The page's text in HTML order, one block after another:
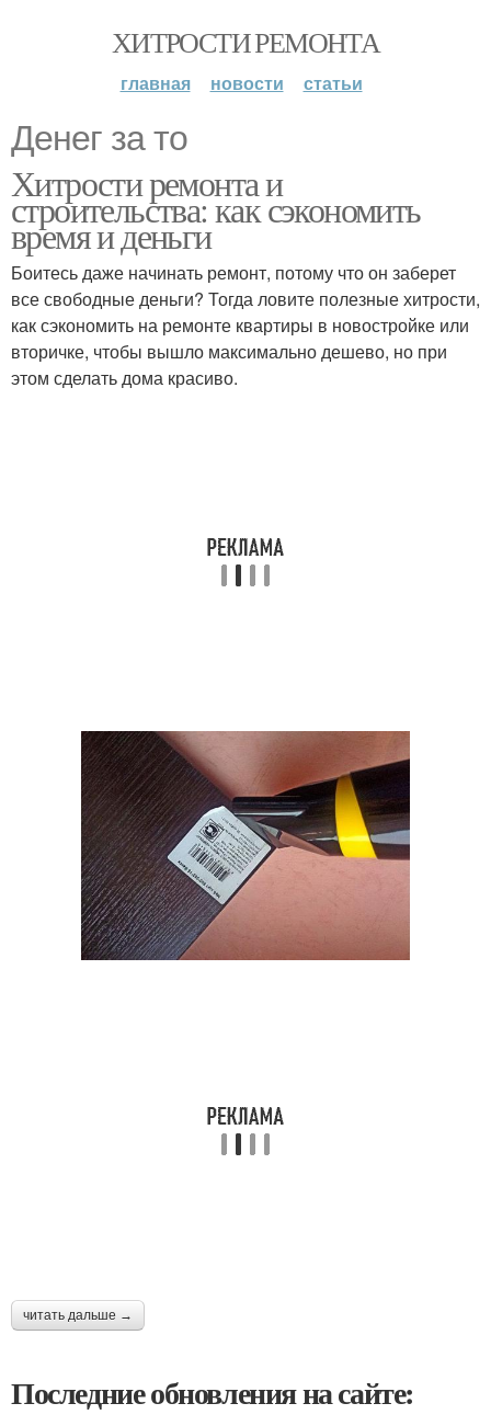
ХИТРОСТИ РЕМОНТА
главная новости статьи
Денег за то
Хитрости ремонта и
строительства: как сэкономить
время и деньги
Боитесь даже начинать ремонт, потому что он заберет
все свободные деньги? Тогда ловите полезные хитрости,
как сэкономить на ремонте квартиры в новостройке или
вторичке, чтобы вышло максимально дешево, но при
этом сделать дома красиво.
читать дальше →
Последние обновления на сайте: